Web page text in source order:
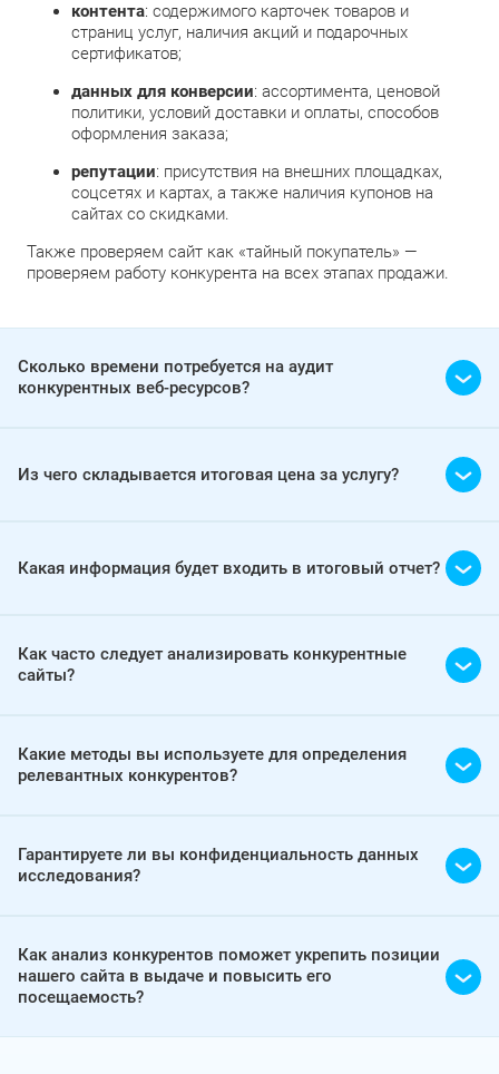
контента: содержимого карточек товаров и
страниц услуг, наличия акций и подарочных
сертификатов;
данных для конверсии: ассортимента, ценовой
политики, условий доставки и оплаты, способов
оформления заказа;
репутации: присутствия на внешних площадках,
соцсетях и картах, а также наличия купонов на
сайтах со скидками.
Также проверяем сайт как «тайный покупатель» —
проверяем работу конкурента на всех этапах продажи.
Сколько времени потребуется на аудит
конкурентных веб-ресурсов?
Из чего складывается итоговая цена за услугу?
Какая информация будет входить в итоговый отчет?
Как часто следует анализировать конкурентные
сайты?
Какие методы вы используете для определения
релевантных конкурентов?
Гарантируете ли вы конфиденциальность данных
исследования?
Как анализ конкурентов поможет укрепить позиции
нашего сайта в выдаче и повысить его
посещаемость?